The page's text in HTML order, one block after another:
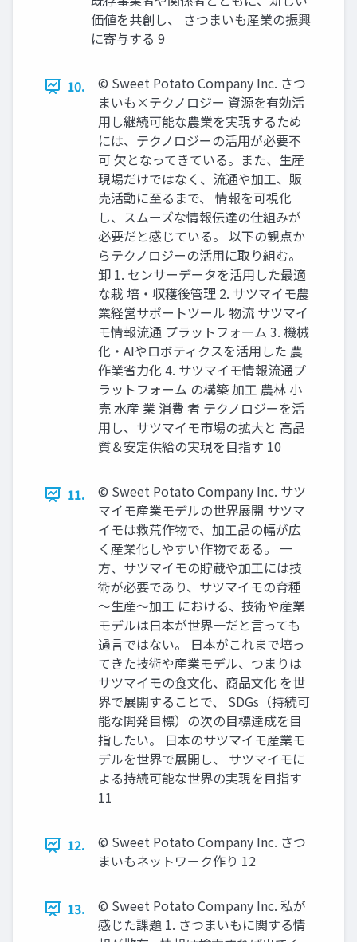
価値を共創し、 さつまいも産業の振興
に寄与する 9
10.
© Sweet Potato Company Inc. さつ
まいも×テクノロジー 資源を有効活
用し継続可能な農業を実現するため
には、テクノロジーの活用が必要不
可 欠となってきている。また、生産
現場だけではなく、流通や加工、販
売活動に至るまで、 情報を可視化
し、スムーズな情報伝達の仕組みが
必要だと感じている。 以下の観点か
らテクノロジーの活用に取り組む。
卸 1. センサーデータを活用した最適
な栽 培・収穫後管理 2. サツマイモ農
業経営サポートツール 物流 サツマイ
モ情報流通 プラットフォーム 3. 機械
化・AIやロボティクスを活用した 農
作業省力化 4. サツマイモ情報流通プ
ラットフォーム の構築 加工 農林 小
売 水産 業 消費 者 テクノロジーを活
用し、サツマイモ市場の拡大と 高品
質＆安定供給の実現を目指す 10
11.
© Sweet Potato Company Inc. サツ
マイモ産業モデルの世界展開 サツマ
イモは救荒作物で、加工品の幅が広
く産業化しやすい作物である。 一
方、サツマイモの貯蔵や加工には技
術が必要であり、サツマイモの育種
～生産～加工 における、技術や産業
モデルは日本が世界一だと言っても
過言ではない。 日本がこれまで培っ
てきた技術や産業モデル、つまりは
サツマイモの食文化、商品文化 を世
界で展開することで、 SDGs（持続可
能な開発目標）の次の目標達成を目
指したい。 日本のサツマイモ産業モ
デルを世界で展開し、 サツマイモに
よる持続可能な世界の実現を目指す
11
12.
© Sweet Potato Company Inc. さつ
まいもネットワーク作り 12
13.
© Sweet Potato Company Inc. 私が
感じた課題 1. さつまいもに関する情